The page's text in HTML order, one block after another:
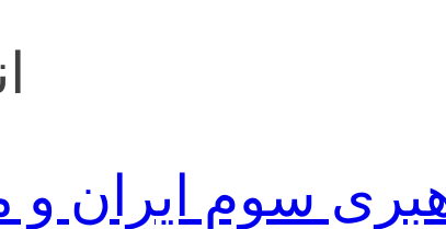
سوم ایران